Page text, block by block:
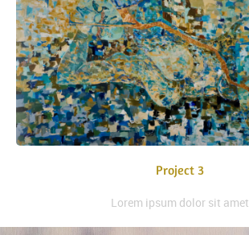
Project 3
Lorem ipsum dolor sit amet